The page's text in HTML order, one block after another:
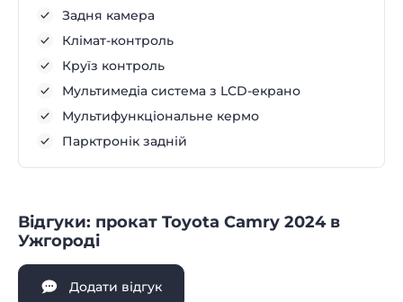
Задня камера
Клімат-контроль
Круїз контроль
Мультимедіа система з LCD-екрано
Мультифункціональне кермо
Парктронік задній
Відгуки: прокат Toyota Camry 2024 в
Ужгороді
Додати відгук